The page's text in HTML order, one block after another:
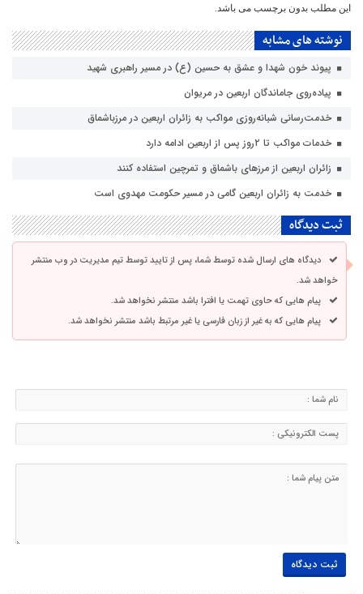
این مطلب بدون برچسب می باشد.
نوشته های مشابه
پیوند خون شهدا و عشق به حسین (ع) در مسیر راهبری شهید
پیاده‌روی جاماندگان اربعین در مریوان
خدمت‌رسانی شبانه‌روزی مواکب به زائران اربعین در مرزباشماق
خدمات مواکب تا ۲روز پس از اربعین ادامه دارد
زائران اربعین از مرزهای باشماق و تمرچین استفاده کنند
خدمت به زائران اربعین گامی در مسیر حکومت مهدوی است
ثبت دیدگاه
دیدگاه های ارسال شده توسط شما، پس از تایید توسط تیم مدیریت در وب منتشر
خواهد شد.
پیام هایی که حاوی تهمت یا افترا باشد منتشر نخواهد شد.
پیام هایی که به غیر از زبان فارسی یا غیر مرتبط باشد منتشر نخواهد شد.